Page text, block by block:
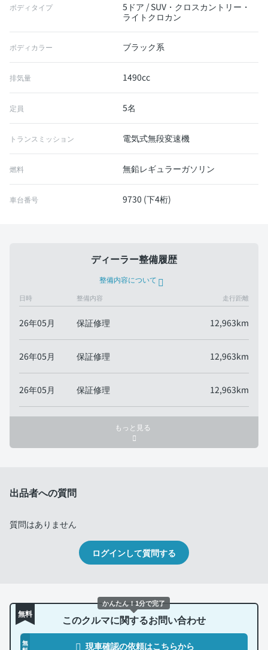
ボディタイプ
5ドア / SUV・クロスカントリー・
ライトクロカン
ボディカラー ブラック系
排気量 1490cc
定員 5名
トランスミッション 電気式無段変速機
燃料 無鉛レギュラーガソリン
車台番号 9730 (下4桁)
ディーラー整備履歴
整備内容について
日時 整備内容 走行距離
26年05月 保証修理 12,963km
26年05月 保証修理 12,963km
26年05月 保証修理 12,963km
もっと見る
出品者への質問
質問はありません
ログインして質問する
無料 このクルマに関するお問い合わせ
無
現車確認の依頼はこちらから
かんたん！1分で完了